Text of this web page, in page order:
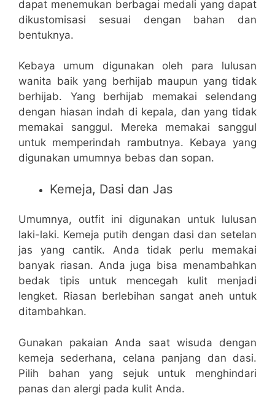
dapat menemukan berbagai medali yang dapat
dikustomisasi sesuai dengan bahan dan
bentuknya.
Kebaya umum digunakan oleh para lulusan
wanita baik yang berhijab maupun yang tidak
berhijab. Yang berhijab memakai selendang
dengan hiasan indah di kepala, dan yang tidak
memakai sanggul. Mereka memakai sanggul
untuk memperindah rambutnya. Kebaya yang
digunakan umumnya bebas dan sopan.
Kemeja, Dasi dan Jas
Umumnya, outfit ini digunakan untuk lulusan
laki-laki. Kemeja putih dengan dasi dan setelan
jas yang cantik. Anda tidak perlu memakai
banyak riasan. Anda juga bisa menambahkan
bedak tipis untuk mencegah kulit menjadi
lengket. Riasan berlebihan sangat aneh untuk
ditambahkan.
Gunakan pakaian Anda saat wisuda dengan
kemeja sederhana, celana panjang dan dasi.
Pilih bahan yang sejuk untuk menghindari
panas dan alergi pada kulit Anda.